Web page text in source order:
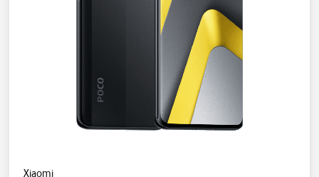
Xiaomi